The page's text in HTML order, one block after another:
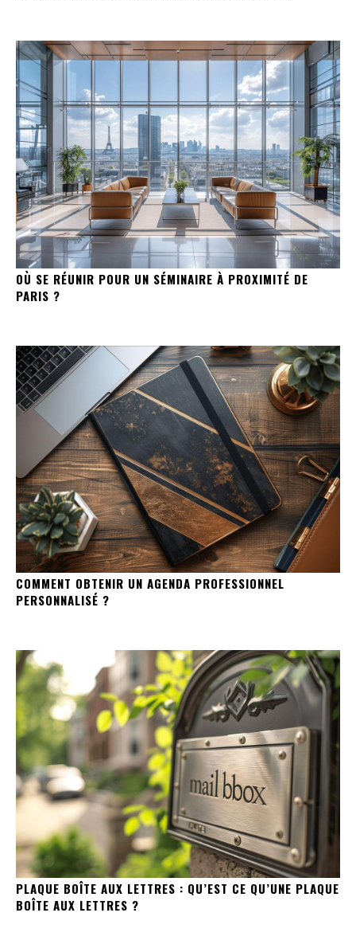
OÙ SE RÉUNIR POUR UN SÉMINAIRE À PROXIMITÉ DE
PARIS ?
COMMENT OBTENIR UN AGENDA PROFESSIONNEL
PERSONNALISÉ ?
PLAQUE BOÎTE AUX LETTRES : QU’EST CE QU’UNE PLAQUE
BOÎTE AUX LETTRES ?